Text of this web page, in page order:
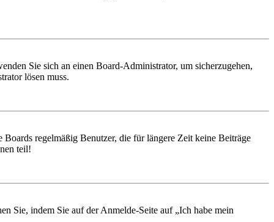
Sie sich an einen Board-Administrator, um sicherzugehen,
lösen muss.
regelmäßig Benutzer, die für längere Zeit keine Beiträge
teil!
Sie, indem Sie auf der Anmelde-Seite auf „Ich habe mein